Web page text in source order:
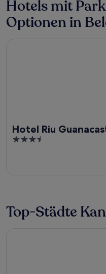
Hotels mit
Optionen in
Hotel Riu
3.5
Top-Städte